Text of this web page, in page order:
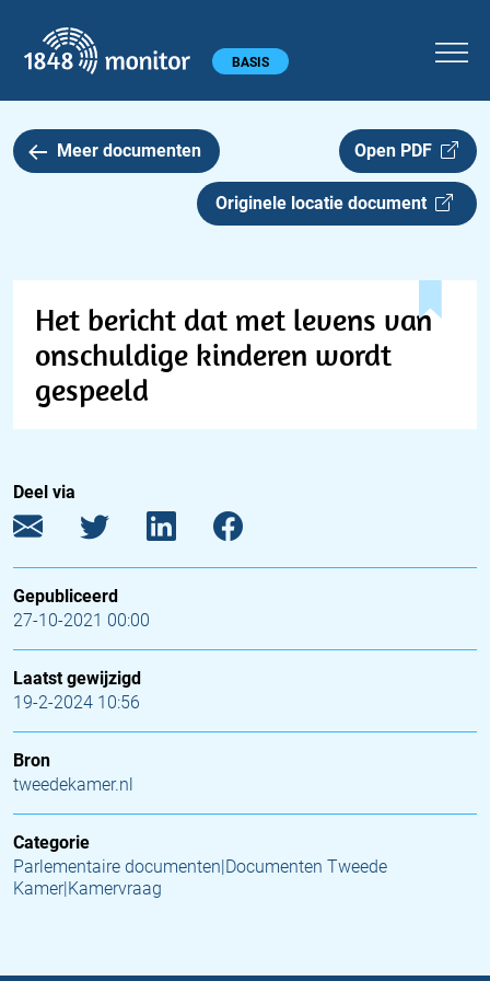
Hoofdmenu BASIS
Meer documenten Open PDF
Originele locatie document
Het bericht dat met levens van
onschuldige kinderen wordt
gespeeld
Deel via
Gepubliceerd
27-10-2021 00:00
Laatst gewijzigd
19-2-2024 10:56
Bron
tweedekamer.nl
Categorie
Parlementaire documenten|Documenten Tweede
Kamer|Kamervraag